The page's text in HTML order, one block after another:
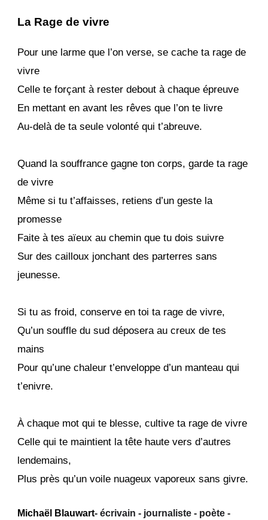
La Rage de vivre
Pour une larme que l’on verse, se cache ta rage de
vivre
Celle te forçant à rester debout à chaque épreuve
En mettant en avant les rêves que l’on te livre
Au-delà de ta seule volonté qui t’abreuve.
Quand la souffrance gagne ton corps, garde ta rage
de vivre
Même si tu t’affaisses, retiens d’un geste la
promesse
Faite à tes aïeux au chemin que tu dois suivre
Sur des cailloux jonchant des parterres sans
jeunesse.
Si tu as froid, conserve en toi ta rage de vivre,
Qu’un souffle du sud déposera au creux de tes
mains
Pour qu’une chaleur t’enveloppe d’un manteau qui
t’enivre.
À chaque mot qui te blesse, cultive ta rage de vivre
Celle qui te maintient la tête haute vers d’autres
lendemains,
Plus près qu’un voile nuageux vaporeux sans givre.
Michaël Blauwart- écrivain - journaliste - poète -